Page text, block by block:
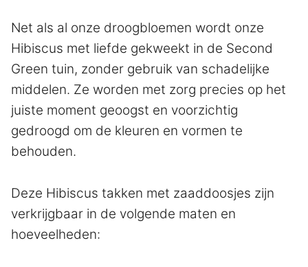
Net als al onze droogbloemen wordt onze
Hibiscus met liefde gekweekt in de Second
Green tuin, zonder gebruik van schadelijke
middelen. Ze worden met zorg precies op het
juiste moment geoogst en voorzichtig
gedroogd om de kleuren en vormen te
behouden.
Deze Hibiscus takken met zaaddoosjes zijn
verkrijgbaar in de volgende maten en
hoeveelheden: